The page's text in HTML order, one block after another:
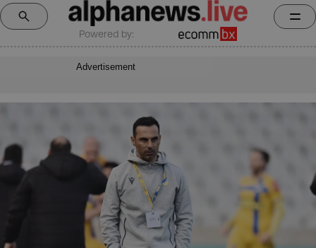
Powered by:
Advertisement